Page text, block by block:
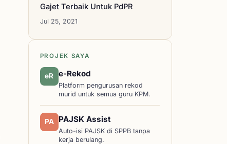
Gajet Terbaik Untuk PdPR
Jul 25, 2021
PROJEK SAYA
eR e-Rekod
Platform pengurusan rekod
murid untuk semua guru KPM.
PA PAJSK Assist
Auto-isi PAJSK di SPPB tanpa
kerja berulang.